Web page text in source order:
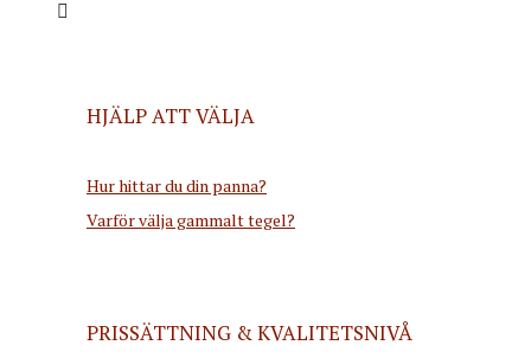
HJÄLP ATT VÄLJA
Hur hittar du din panna?
Varför välja gammalt tegel?
PRISSÄTTNING & KVALITETSNIVÅ